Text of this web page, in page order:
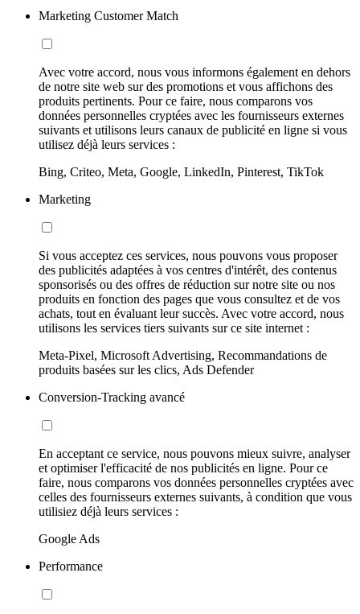
Marketing Customer Match
Avec votre accord, nous vous informons également en dehors
de notre site web sur des promotions et vous affichons des
produits pertinents. Pour ce faire, nous comparons vos
données personnelles cryptées avec les fournisseurs externes
suivants et utilisons leurs canaux de publicité en ligne si vous
utilisez déjà leurs services :
Bing, Criteo, Meta, Google, LinkedIn, Pinterest, TikTok
Marketing
Si vous acceptez ces services, nous pouvons vous proposer
des publicités adaptées à vos centres d'intérêt, des contenus
sponsorisés ou des offres de réduction sur notre site ou nos
produits en fonction des pages que vous consultez et de vos
achats, tout en évaluant leur succès. Avec votre accord, nous
utilisons les services tiers suivants sur ce site internet :
Meta-Pixel, Microsoft Advertising, Recommandations de
produits basées sur les clics, Ads Defender
Conversion-Tracking avancé
En acceptant ce service, nous pouvons mieux suivre, analyser
et optimiser l'efficacité de nos publicités en ligne. Pour ce
faire, nous comparons vos données personnelles cryptées avec
celles des fournisseurs externes suivants, à condition que vous
utilisiez déjà leurs services :
Google Ads
Performance